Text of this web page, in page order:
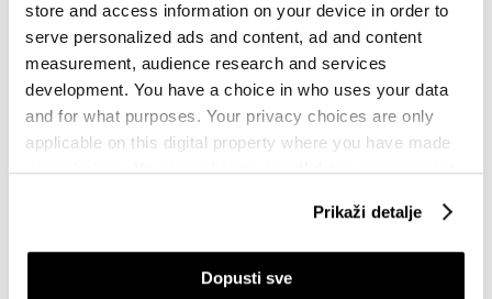
store and access information on your device in order to
serve personalized ads and content, ad and content
measurement, audience research and services
development. You have a choice in who uses your data
and for what purposes. Your privacy choices are only
applicable on this digital property where you have made
your choices. You can change or withdraw your consent
If you allow, we would also like to:
Prikaži detalje
Dopusti sve
06.06.2025
Auto
Šta se nudi na aukciji Formule 1 u
Monaku
25.05.2025
BiH sve traženija destinacija
treba da znate
30.04.2025